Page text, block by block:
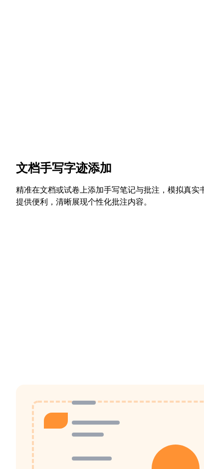
文档手写字迹添加
精准在文档或试卷上添加手写笔记与批注，模拟真实
提供便利，清晰展现个性化批注内容。